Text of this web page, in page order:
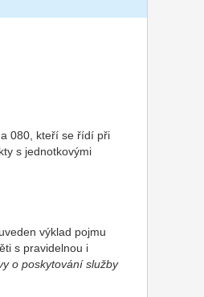
080, kteří se řídí při
s jednotkovými
výklad pojmu
s pravidelnou i
o poskytování služby